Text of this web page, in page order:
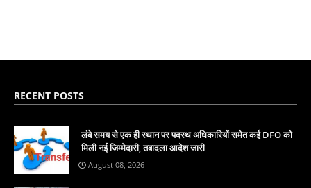
RECENT POSTS
लंबे समय से एक ही स्थान पर पदस्थ अधिकारियों समेत कई DFO को
मिली नई जिम्मेदारी, तबादला आदेश जारी
August 08, 2026